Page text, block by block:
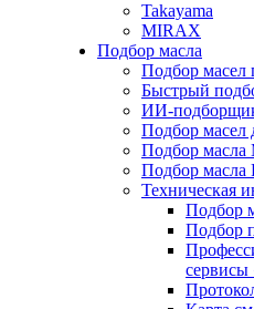
Takayama
MIRAX
Подбор масла
Подбор масел
Быстрый
ИИ-
Подбор масел
Подбор масла
Подбор масла
Техническая
Подбор
Подбор
сервисы